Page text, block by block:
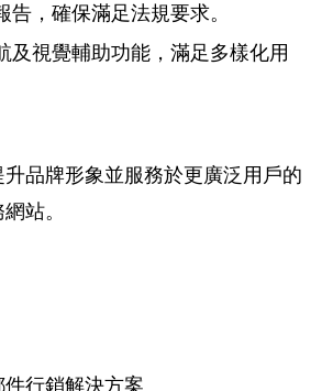
告，確保滿足法規要求。
及視覺輔助功能，滿足多樣化用
品牌形象並服務於更廣泛用戶的
站。
行銷解決方案